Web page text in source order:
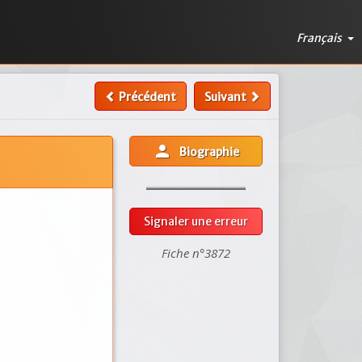
Français
Précédent Suivant
person Biographie
Signaler une erreur
Fiche n°3872